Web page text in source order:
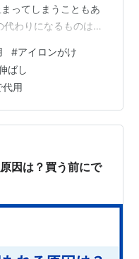
ってしまうこともあ
わりになるものは、
り、うまくシワが伸
選び方にはちょっと
、アイロン台の代わ
ながら、安全に使う
工夫までやさしくご
大丈夫な…
#アイロンがけ
ばし
代用
因は？買う前にで